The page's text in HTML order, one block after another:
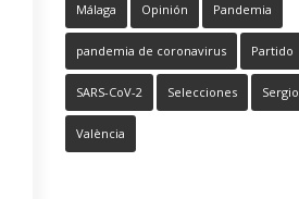
Málaga Opinión Pandemia
pandemia de coronavirus Partido
SARS-CoV-2 Selecciones Sergio
València